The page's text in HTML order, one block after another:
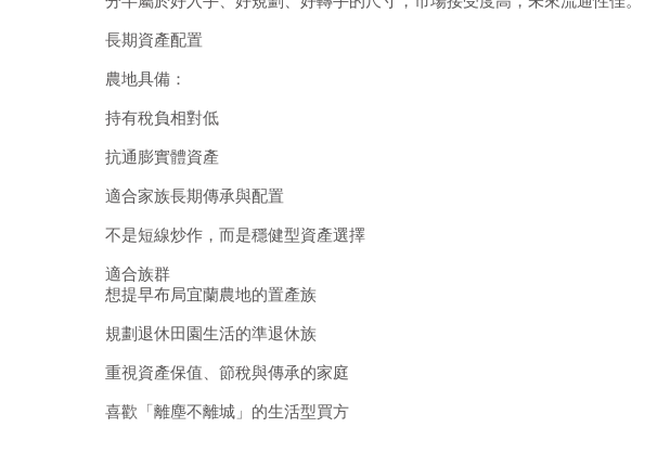
長期資產配置
農地具備：
持有稅負相對低
抗通膨實體資產
適合家族長期傳承與配置
不是短線炒作，而是穩健型資產選擇
適合族群
想提早布局宜蘭農地的置產族
規劃退休田園生活的準退休族
重視資產保值、節稅與傳承的家庭
喜歡「離塵不離城」的生活型買方